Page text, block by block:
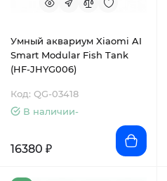
Умный аквариум Xiaomi AI
Smart Modular Fish Tank
(HF-JHYG006)
Код: QG-03418
В наличии-
16380 ₽